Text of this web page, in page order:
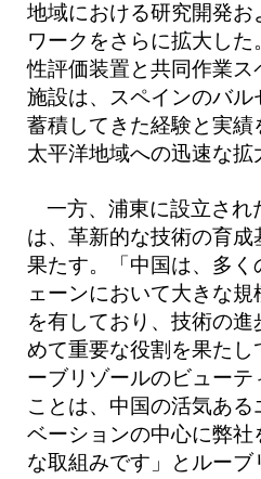
地域における研究開発お
ワークをさらに拡大し
性評価装置と共同作業
施設は、スペインのバ
蓄積してきた経験と実績
太平洋地域への迅速な拡
一方、浦東に設立され
は、革新的な技術の育成
果たす。「中国は、多く
ェーンにおいて大きな
を有しており、技術の
めて重要な役割を果た
ーブリゾールのビューテ
ことは、中国の活気ある
ベーションの中心に弊社
な取組みです」とルー